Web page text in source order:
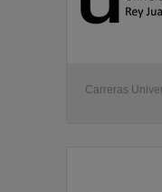
Prácticas
Carreras